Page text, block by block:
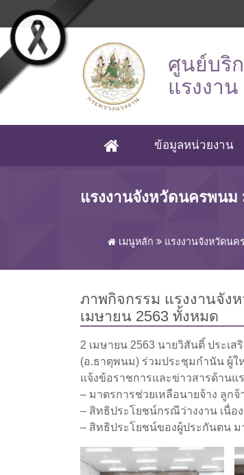
Skip to main content
ศูนย์บริ
แรงงาน
(CURRENT)ข้อมูลหน่วยงาน
แรงงานจังหวัดนครพนม
เมนูหลัก แรงงานจังหวัดนค
ภาพกิจกรรม แรงงานจัง
เมษายน 2563 ทั้งหมด
2 เมษายน 2563 นายวิสันติ์ ประเ
(อ.ธาตุพนม) ร่วมประชุมกำนัน ผู้ใ
แจ้งข้อราชการและข่าวสารด้าน
– มาตรการช่วยเหลือนายจ้าง ลูก
– สิทธิประโยชน์กรณีว่างงาน เนื่อ
– สิทธิประโยชน์ของผู้ประกันตน ม